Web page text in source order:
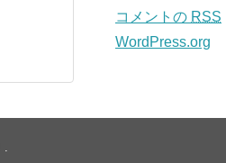
コメントの RSS
WordPress.org
.